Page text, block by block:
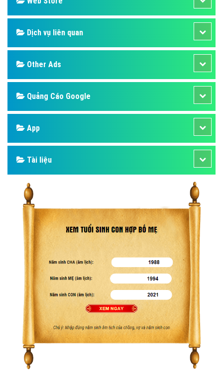
Dịch vụ liên quan
Other Ads
Quảng Cáo Google
App
Tài liệu